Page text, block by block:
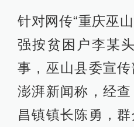
针对网传“重庆巫
强按贫困户李某
事，巫山县委宣
澎湃新闻称，经
昌镇镇长陈勇，